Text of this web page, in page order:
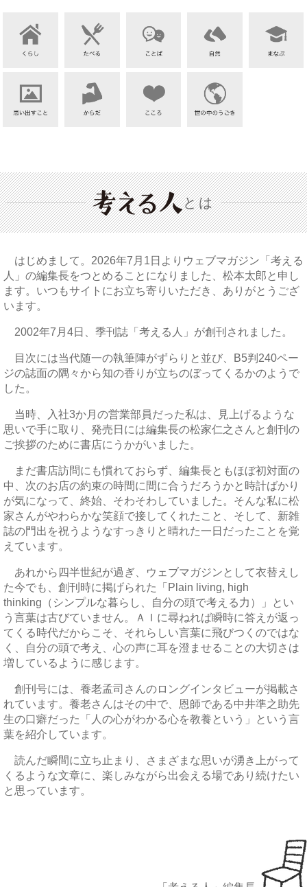
とは
はじめまして。2026年7月1日よりウェブマガジン「考える
人」の編集長をつとめることになりました、松本太郎と申し
ます。いつもサイトにお立ち寄りいただき、ありがとうござ
います。
2002年7月4日、季刊誌「考える人」が創刊されました。
目次には当代随一の執筆陣がずらりと並び、B5判240ペー
ジの誌面の隅々から知の香りが立ちのぼってくるかのようで
した。
当時、入社3か月の営業部員だった私は、見上げるような
思いで手に取り、発売日には編集長の松家仁之さんと創刊の
ご挨拶のために書店にうかがいました。
まだ書店訪問にも慣れておらず、編集長ともほぼ初対面の
中、次のお店の約束の時間に間に合うだろうかと時計ばかり
が気になって、終始、そわそわしていました。そんな私に松
家さんがやわらかな笑顔で接してくれたこと、そして、新雑
誌の門出を祝うようなすっきりと晴れた一日だったことを覚
えています。
あれから四半世紀が過ぎ、ウェブマガジンとして衣替えし
た今でも、創刊時に掲げられた「Plain living, high
thinking（シンプルな暮らし、自分の頭で考える力）」とい
う言葉は古びていません。ＡＩに尋ねれば瞬時に答えが返っ
てくる時代だからこそ、それらしい言葉に飛びつくのではな
く、自分の頭で考え、心の声に耳を澄ませることの大切さは
増しているように感じます。
創刊号には、養老孟司さんのロングインタビューが掲載さ
れています。養老さんはその中で、恩師である中井準之助先
生の口癖だった「人の心がわかる心を教養という」という言
葉を紹介しています。
読んだ瞬間に立ち止まり、さまざまな思いが湧き上がって
くるような文章に、楽しみながら出会える場であり続けたい
と思っています。